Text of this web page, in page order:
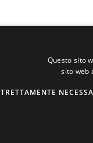
Questo sito
sito web